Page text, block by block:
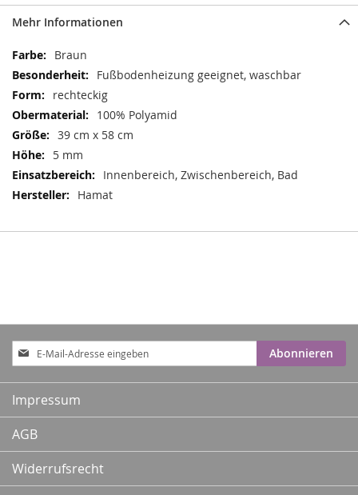
Mehr Informationen
Mehr
Informationen
Braun
Fußbodenheizung geeignet, waschbar
rechteckig
100% Polyamid
39 cm x 58 cm
5 mm
Innenbereich, Zwischenbereich, Bad
Hamat
Anmeldung
zum
Newsletter:
Abonnieren
Impressum
AGB
Widerrufsrecht